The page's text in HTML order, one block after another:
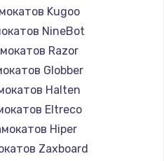
Kugoo
NineBot
Razor
Globber
Halten
Eltreco
Hiper
Zaxboard